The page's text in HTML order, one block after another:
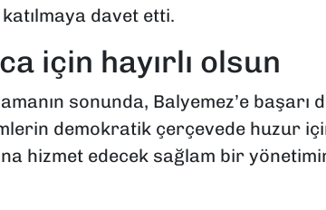
davet etti.
için hayırlı olsun
sonunda, Balyemez’e başarı
demokratik çerçevede huzur
hizmet edecek sağlam bir